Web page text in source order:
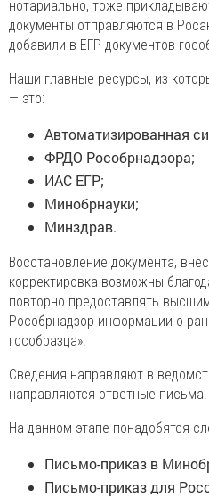
нотариально, тоже
документы отправляются в
добавили в ЕГР документов
Наши главные ресурсы, из
— это:
Автоматизированная
ФРДО Рособрнадзора;
ИАС ЕГР;
Минобрнауки;
Минздрав.
Восстановление документа,
корректировка возможны
повторно предоставлять
Рособрнадзор информации о
гособразца».
Сведения направляют в
направляются ответные письма.
На данном этапе понадобятся
Письмо-приказ в
Письмо-приказ для